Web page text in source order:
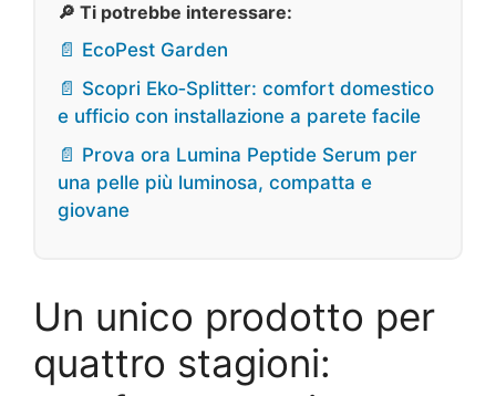
🔎 Ti potrebbe interessare:
📄 EcoPest Garden
📄 Scopri Eko‑Splitter: comfort domestico
e ufficio con installazione a parete facile
📄 Prova ora Lumina Peptide Serum per
una pelle più luminosa, compatta e
giovane
Un unico prodotto per
quattro stagioni: